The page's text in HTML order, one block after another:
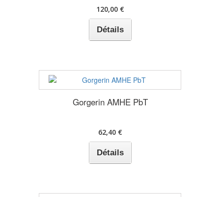
120,00 €
Détails
Gorgerin AMHE PbT
62,40 €
Détails